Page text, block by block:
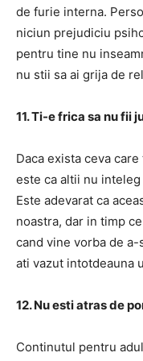
de furie interna.
niciun prejudiciu
pentru tine nu
nu stii sa ai grija de
11. Ti-e frica sa nu fii
Daca exista ceva
este ca altii nu
Este adevarat ca
noastra, dar in timp
cand vine vorba de
ati vazut intotdeauna
12. Nu esti atras de
Continutul pentru